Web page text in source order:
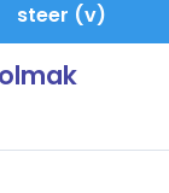
steer (v)